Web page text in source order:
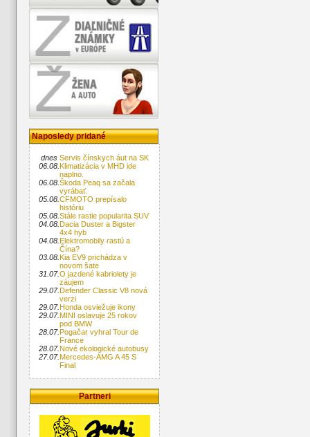
Naposledy pridané
dnes Servis čínskych áut na SK
06.08.Klimatizácia v MHD ide
naplno.
06.08.Škoda Peaq sa začala
vyrábať.
05.08.CFMOTO prepísalo
históriu
05.08.Stále rastie popularita SUV
04.08.Dacia Duster a Bigster
4x4 hyb
04.08.Elektromobily rastú a
Čína?
03.08.Kia EV9 prichádza v
novom šate
31.07.O jazdené kabriolety je
záujem
29.07.Defender Classic V8 nová
verzi
29.07.Honda osviežuje ikony
29.07.MINI oslavuje 25 rokov
pod BMW
28.07.Pogačar vyhral Tour de
France
28.07.Nové ekologické autobusy
27.07.Mercedes-AMG A 45 S
Final
Partneri